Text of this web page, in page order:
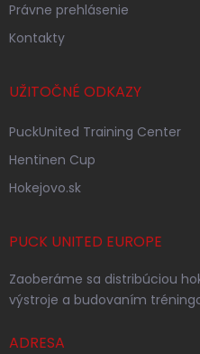
Právne prehlásenie
Kontakty
UŽITOČNÉ ODKAZY
PuckUnited Training Center
Hentinen Cup
Hokejovo.sk
PUCK UNITED EUROPE
Zaoberáme sa distribúciou
výstroje a budovaním
ADRESA